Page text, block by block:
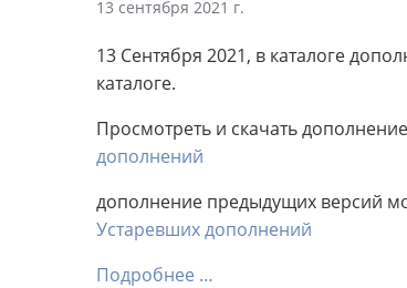
13 сентября 2021 г.
13 Сентября 2021, в каталоге
каталоге.
Просмотреть и скачать
дополнений
дополнение предыдущих версий
Устаревших дополнений
Подробнее …